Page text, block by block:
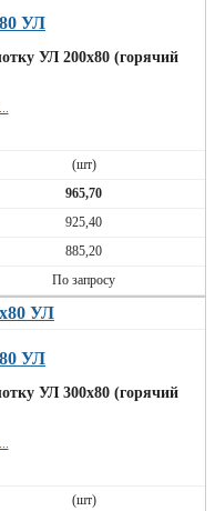
УЛ
УЛ 200х80 (горячий
(шт)
965,70
925,40
885,20
По запросу
УЛ
УЛ 300х80 (горячий
(шт)